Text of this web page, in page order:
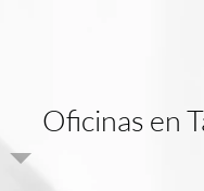
Oficinas en